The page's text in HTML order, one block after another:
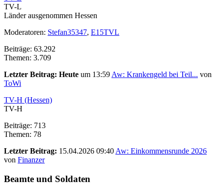
TV-L
Länder ausgenommen Hessen
Moderatoren: Stefan35347, E15TVL
Beiträge: 63.292
Themen: 3.709
Letzter Beitrag: Heute um 13:59 Aw: Krankengeld bei Teil... von
ToWi
TV-H (Hessen)
TV-H
Beiträge: 713
Themen: 78
Letzter Beitrag: 15.04.2026 09:40 Aw: Einkommensrunde 2026
von Finanzer
Beamte und Soldaten